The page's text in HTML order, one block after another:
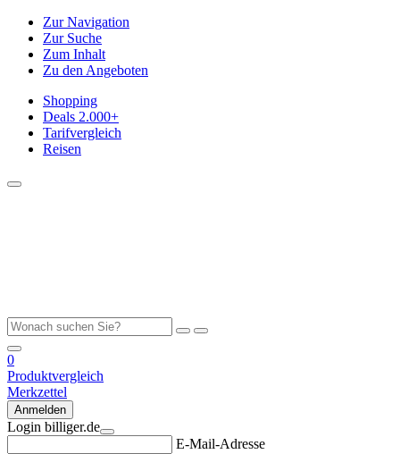
Zur Navigation
Zur Suche
Zum Inhalt
Zu den Angeboten
Shopping
Deals 2.000+
Tarifvergleich
Reisen
0
Produktvergleich
Merkzettel
Anmelden
Login billiger.de
E-Mail-Adresse